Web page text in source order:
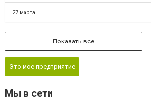
27 марта
Показать все
Это мое предприятие
Мы в сети